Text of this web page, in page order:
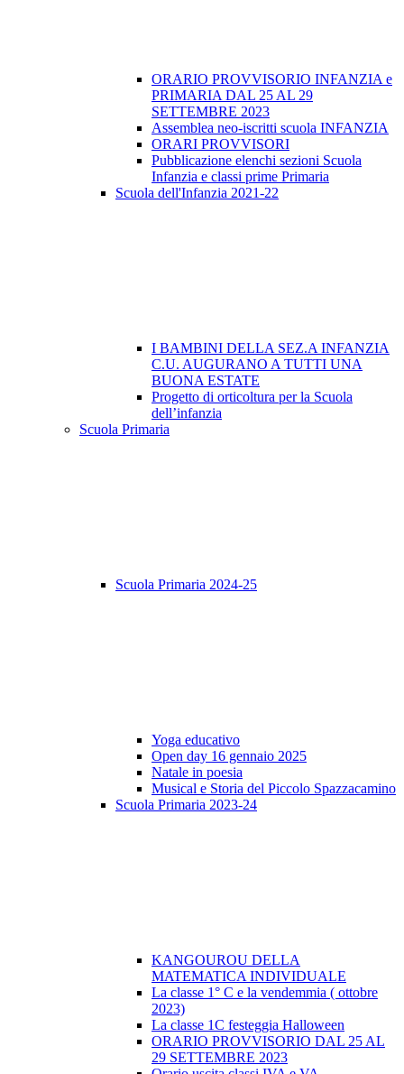
ORARIO PROVVISORIO INFANZIA e
PRIMARIA DAL 25 AL 29
SETTEMBRE 2023
Assemblea neo-iscritti scuola INFANZIA
ORARI PROVVISORI
Pubblicazione elenchi sezioni Scuola
Infanzia e classi prime Primaria
Scuola dell'Infanzia 2021-22
I BAMBINI DELLA SEZ.A INFANZIA
C.U. AUGURANO A TUTTI UNA
BUONA ESTATE
Progetto di orticoltura per la Scuola
dell’infanzia
Scuola Primaria
Scuola Primaria 2024-25
Yoga educativo
Open day 16 gennaio 2025
Natale in poesia
Musical e Storia del Piccolo Spazzacamino
Scuola Primaria 2023-24
KANGOUROU DELLA
MATEMATICA INDIVIDUALE
La classe 1° C e la vendemmia ( ottobre
2023)
La classe 1C festeggia Halloween
ORARIO PROVVISORIO DAL 25 AL
29 SETTEMBRE 2023